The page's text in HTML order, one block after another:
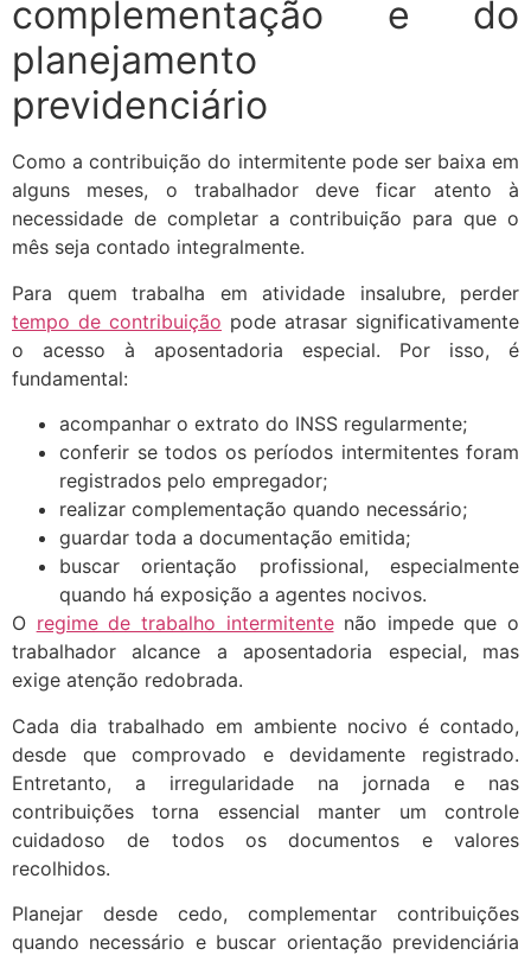
complementação e do
planejamento
previdenciário
Como a contribuição do intermitente pode ser baixa em
alguns meses, o trabalhador deve ficar atento à
necessidade de completar a contribuição para que o
mês seja contado integralmente.
Para quem trabalha em atividade insalubre, perder
tempo de contribuição pode atrasar significativamente
o acesso à aposentadoria especial. Por isso, é
fundamental:
acompanhar o extrato do INSS regularmente;
conferir se todos os períodos intermitentes foram
registrados pelo empregador;
realizar complementação quando necessário;
guardar toda a documentação emitida;
buscar orientação profissional, especialmente
quando há exposição a agentes nocivos.
O regime de trabalho intermitentenão impede que o
trabalhador alcance a aposentadoria especial, mas
exige atenção redobrada.
Cada dia trabalhado em ambiente nocivo é contado,
desde que comprovado e devidamente registrado.
Entretanto, a irregularidade na jornada e nas
contribuições torna essencial manter um controle
cuidadoso de todos os documentos e valores
recolhidos.
Planejar desde cedo, complementar contribuições
quando necessário e buscar orientação previdenciária